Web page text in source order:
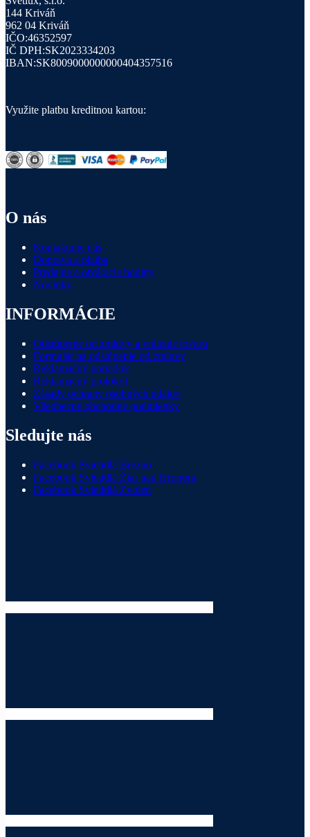
144 Kriváň
962 04 Kriváň
IČO:46352597
IČ DPH:SK2023334203
IBAN:SK8009000000000404357516
Využite platbu kreditnou kartou:
O nás
Kontaktujte nás
Doprava a platba
Predajne a otváracie hodiny
Novinky
INFORMÁCIE
Odstúpenie od zmluvy a vrátenie tovaru
Formulár na odstúpenie od zmluvy
Reklamačný poriadok
Reklamačný protokol
Zásady ochrany osobných údajov
Všeobecné obchodné podmienky
Sledujte nás
Facebook Svietidlá Brezno
Facebook Svietidlá Žiar nad Hronom
Facebook Svietidlá Zvolen